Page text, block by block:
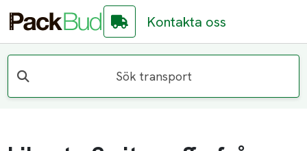
Kontakta oss
Sök transport